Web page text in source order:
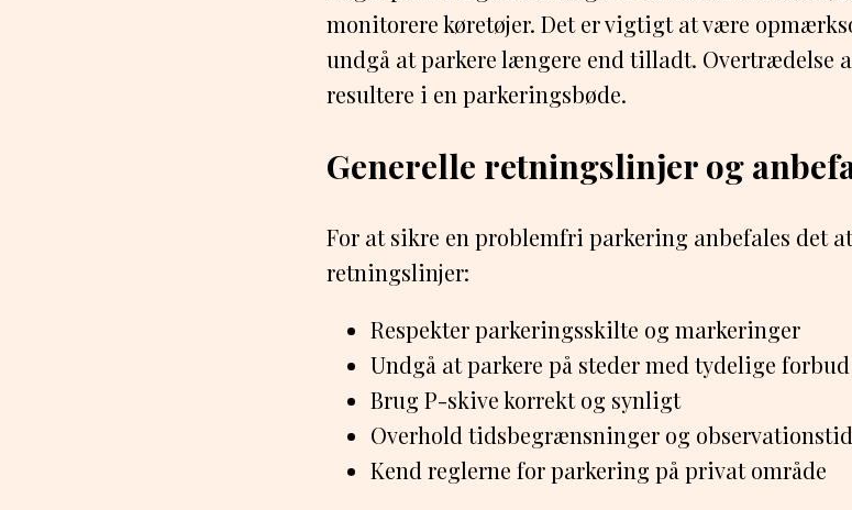
monitorere køretøjer. Det er vigtigt at være
undgå at parkere længere end tilladt. Overtrædelse
resultere i en parkeringsbøde.
Generelle retningslinjer og
For at sikre en problemfri parkering anbefales det
retningslinjer:
Respekter parkeringsskilte og markeringer
Undgå at parkere på steder med tydelige forbud
Brug P-skive korrekt og synligt
Overhold tidsbegrænsninger og
Kend reglerne for parkering på privat område